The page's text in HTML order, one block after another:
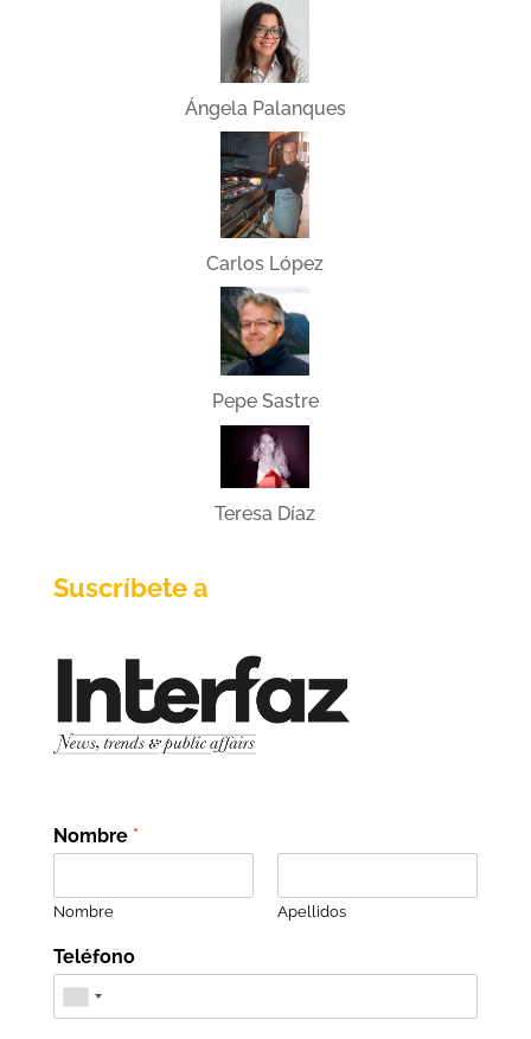
Ángela Palanques
Carlos López
Pepe Sastre
Teresa Díaz
Suscríbete a
Nombre *
Nombre Apellidos
Teléfono